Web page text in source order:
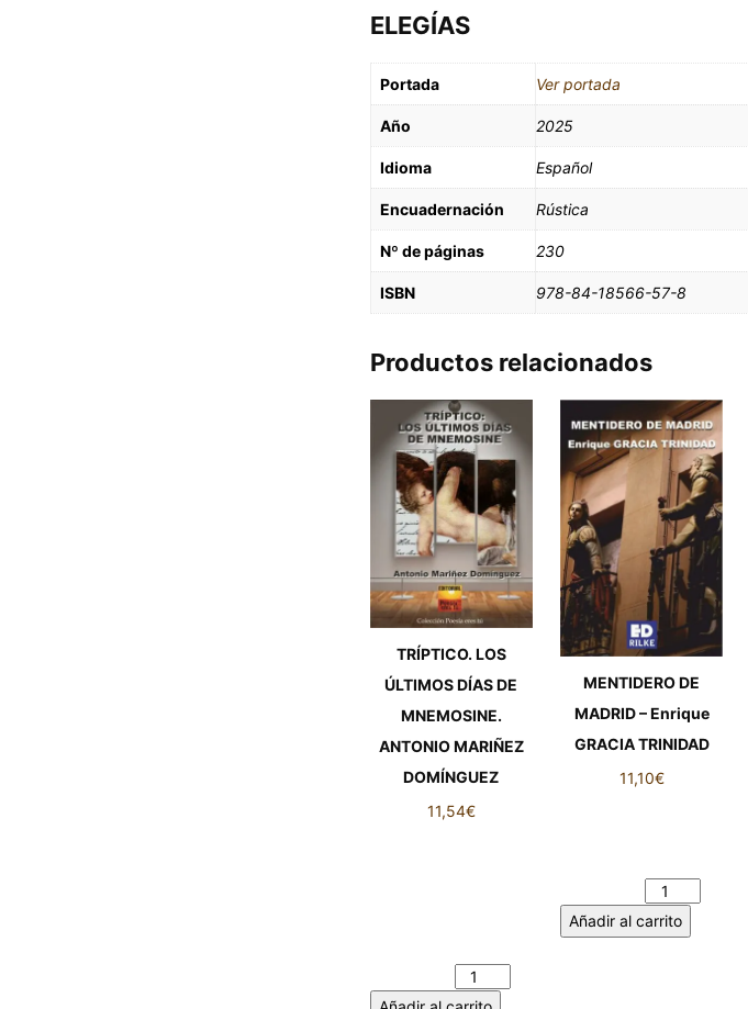
ELEGÍAS
Portada Ver portada
Año 2025
Idioma Español
Encuadernación Rústica
Nº de páginas 230
ISBN 978-84-18566-57-8
Productos relacionados
TRÍPTICO. LOS
ÚLTIMOS DÍAS DE
MNEMOSINE.
ANTONIO MARIÑEZ
DOMÍNGUEZ
11,54€
MENTIDERO DE
MADRID – Enrique
GRACIA TRINIDAD
11,10€
Añadir al carrito